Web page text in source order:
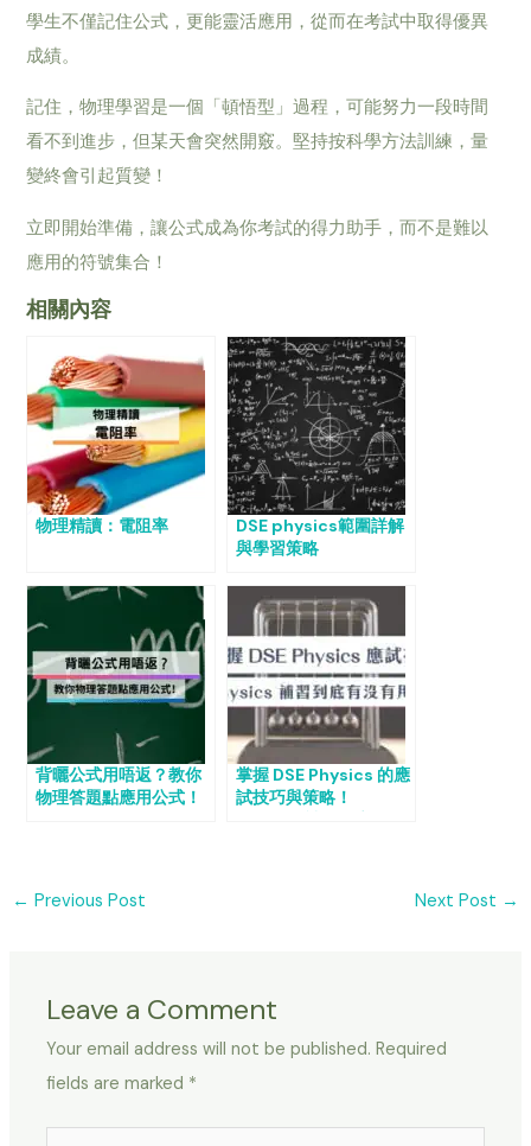
學生不僅記住公式，更能靈活應用，從而在考試中取得優異
成績。
記住，物理學習是一個「頓悟型」過程，可能努力一段時間
看不到進步，但某天會突然開竅。堅持按科學方法訓練，量
變終會引起質變！
立即開始準備，讓公式成為你考試的得力助手，而不是難以
應用的符號集合！
相關內容
物理精讀：電阻率
DSE physics範圍詳解
與學習策略
背曬公式用唔返？教你
物理答題點應用公式！
掌握 DSE Physics 的應
試技巧與策略！
← Previous Post Next Post →
Leave a Comment
Your email address will not be published. Required
fields are marked *